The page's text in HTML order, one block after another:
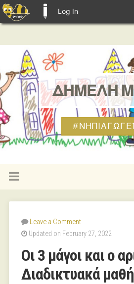
Log In
ΔΗΜΕΛΗ
Leave a Comment
Updated on February 27, 2022
Οι 3 μάγοι και ο
Διαδικτυακά